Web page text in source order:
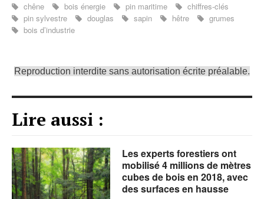
chêne bois énergie pin maritime
chiffres-clés
pin sylvestre
douglas sapin hêtre
grumes
bois d’industrie
Reproduction interdite sans autorisation écrite préalable.
Lire aussi :
Les experts forestiers ont
mobilisé 4 millions de mètres
cubes de bois en 2018, avec
des surfaces en hausse